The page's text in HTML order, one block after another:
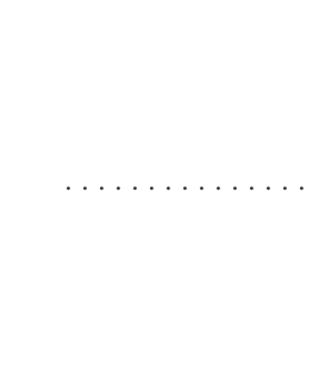
・・・・・・・・・・・・・・・